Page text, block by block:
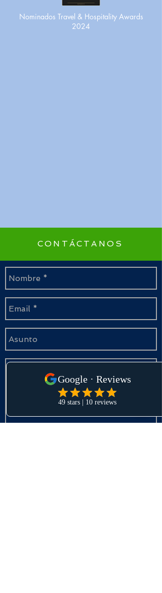
Nominados Travel & Hospitality Awards
2024
CONTÁCTANOS